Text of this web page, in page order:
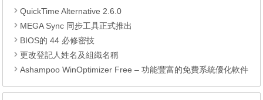
QuickTime Alternative 2.6.0
MEGA Sync 同步工具正式推出
BIOS的 44 必修密技
更改登記人姓名及組織名稱
Ashampoo WinOptimizer Free – 功能豐富的免費系統優化軟件